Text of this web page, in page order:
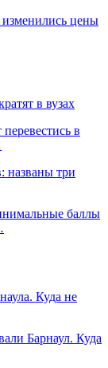
цены
в вузах
в
названы три
баллы
Куда не
Барнаул. Куда